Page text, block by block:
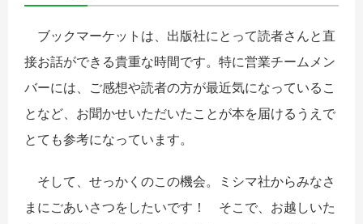
ブックマーケットは、出版社にとって読者さんと直
接お話ができる貴重な時間です。特に営業チームメン
バーには、ご感想や読者の方が最近気になっているこ
となど、お聞かせいただいたことが本を届けるうえで
とても参考になっています。
そして、せっかくのこの機会。ミシマ社からみなさ
まにごあいさつをしたいです！ そこで、お越しいた